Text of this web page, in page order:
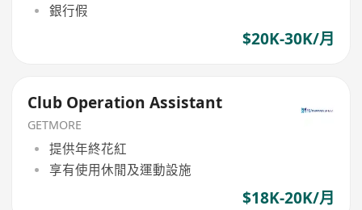
銀行假
$20K-30K/月
Club Operation Assistant
GETMORE
提供年終花紅
享有使用休閒及運動設施
$18K-20K/月